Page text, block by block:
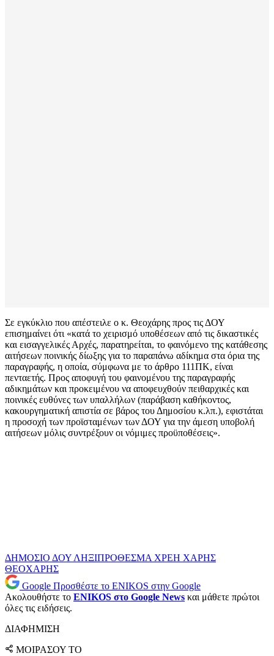
Σε εγκύκλιο που απέστειλε ο κ. Θεοχάρης προς τις ΔΟΥ
επισημαίνει ότι «κατά το χειρισμό υποθέσεων από τις δικαστικές
και εισαγγελικές Αρχές, παρατηρείται, το φαινόμενο της κατάθεσης
αιτήσεων ποινικής δίωξης για το παραπάνω αδίκημα στα όρια της
παραγραφής, η οποία, σύμφωνα με το άρθρο 111ΠΚ, είναι
πενταετής. Προς αποφυγή του φαινομένου της παραγραφής
αδικημάτων και προκειμένου να αποφευχθούν πειθαρχικές και
ποινικές ευθύνες των υπαλλήλων (παράβαση καθήκοντος,
κακουργηματική απιστία σε βάρος του Δημοσίου κ.λπ.), εφιστάται
η προσοχή των προϊσταμένων των ΔΟΥ για την άμεση υποβολή
αιτήσεων μόλις συντρέξουν οι νόμιμες προϋποθέσεις».
ΔΗΜΟΣΙΟ ΔΟΥ ΛΗΞΙΠΡΟΘΕΣΜΑ ΧΡΕΗ ΧΑΡΗΣ
ΘΕΟΧΑΡΗΣ
Google Προσθέστε το ENIKOS στην Google
Ακολουθήστε το ENIKOS στο Google News και μάθετε πρώτοι
όλες τις ειδήσεις.
ΔΙΑΦΗΜΙΣΗ
ΜΟΙΡΑΣΟΥ ΤΟ